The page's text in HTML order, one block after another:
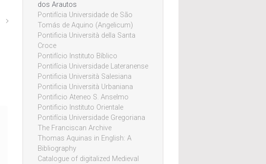
dos Arautos
Pontifícia Universidade de São
Tomás de Aquino (Angelicum)
Pontificia Università della Santa
Croce
Pontifício Instituto Bíblico
Pontifícia Universidade Lateranense
Pontificia Università Salesiana
Pontificia Università Urbaniana
Pontificio Ateneo S. Anselmo
Pontificio Instituto Orientale
Pontifícia Universidade Gregoriana
The Franciscan Archive
Thomas Aquinas in English: A
Bibliography
Catalogue of digitalized Medieval